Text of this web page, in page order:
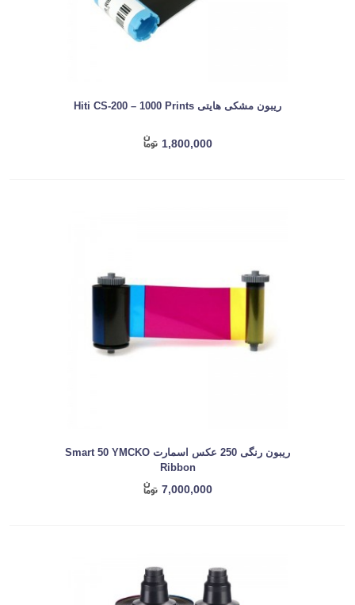
ریبون مشکی هایتی Hiti CS-200 – 1000 Prints
1,800,000
ریبون رنگی 250 عکس اسمارت Smart 50 YMCKO
Ribbon
7,000,000